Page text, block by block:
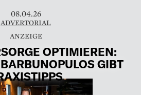
08.04.26
ADVERTORIAL
OPTIMIEREN:
GIBT